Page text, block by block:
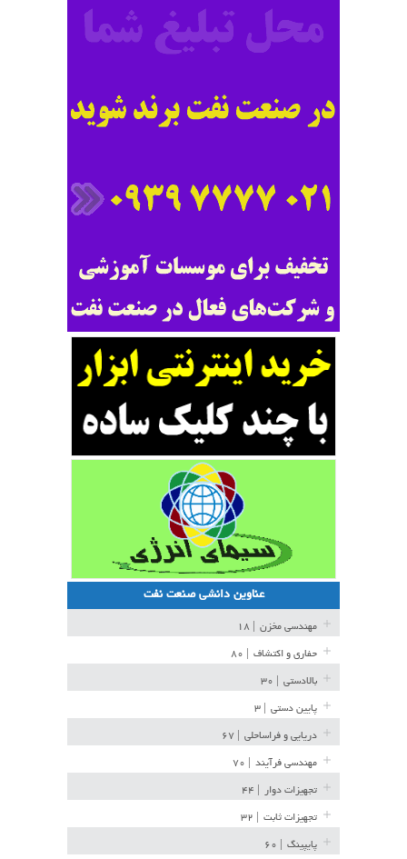
عناوین دانشی صنعت نفت
مهندسی مخزن
حفاری و اکتشاف
بالادستی
پایین دستی
دریایی و فراساحلی
مهندسی فرآیند
تجهیزات دوار
تجهیزات ثابت
پایپینگ